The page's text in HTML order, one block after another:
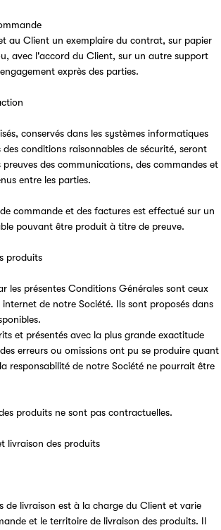
au Client un exemplaire du contrat, sur papier
avec l'accord du Client, sur un autre support
exprès des parties.
conservés dans les systèmes informatiques
conditions raisonnables de sécurité, seront
preuves des communications, des commandes et
entre les parties.
commande et des factures est effectué sur un
pouvant être produit à titre de preuve.
produits
les présentes Conditions Générales sont ceux
de notre Société. Ils sont proposés dans
et présentés avec la plus grande exactitude
erreurs ou omissions ont pu se produire quant
responsabilité de notre Société ne pourrait être
produits ne sont pas contractuelles.
livraison des produits
de livraison est à la charge du Client et varie
et le territoire de livraison des produits. Il